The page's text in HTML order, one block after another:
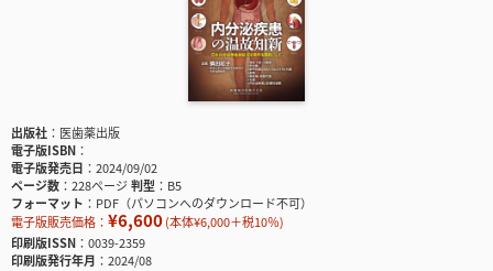
出版社
医歯薬出版
電子版ISBN
電子版発売日
2024/09/02
ページ数
228ページ判型
B5
フォーマット
PDF（パソコンへのダウンロード不可）
電子版販売価格： ¥6,600(本体¥6,000＋税10％)
印刷版ISSN
0039-2359
印刷版発行年月
2024/08